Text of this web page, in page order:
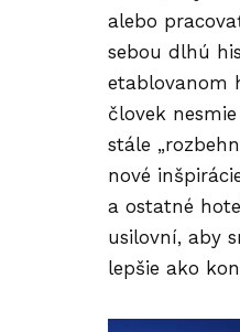
alebo
sebou dlhú
etablovanom
človek
stále
nové
a ostatné
usilovní, aby
lepšie ako